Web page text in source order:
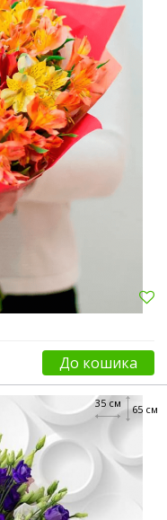
До кошика
65 см
35 см